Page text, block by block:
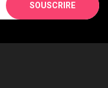
SOUSCRIRE